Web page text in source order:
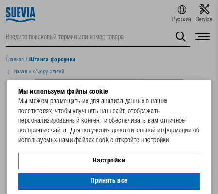
Русский Service
Главная / Штанга форсунки
Назад к обзору статей
Мы используем файлы cookie
Мы можем размещать их для анализа данных о наших
посетителях, чтобы улучшить наш сайт, отображать
персонализированный контент и обеспечивать вам отличное
восприятие сайта. Для получения дополнительной информации об
используемых нами файлах cookie откройте настройки.
Настройки
Принять все